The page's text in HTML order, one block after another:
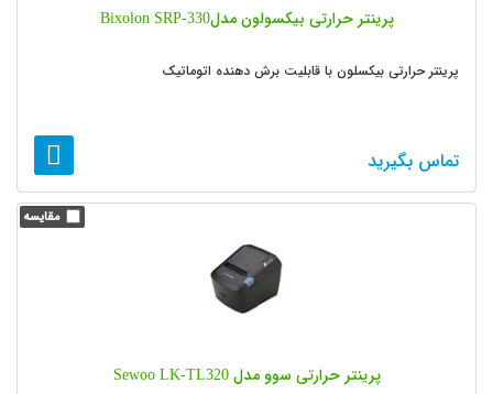
پرینتر حرارتی بیکسولون مدلBixolon SRP-330
پرینتر حرارتی بیکسلون با قابلیت برش دهنده اتوماتیک
تماس بگیرید
پرینتر حرارتی سوو مدل Sewoo LK-TL320